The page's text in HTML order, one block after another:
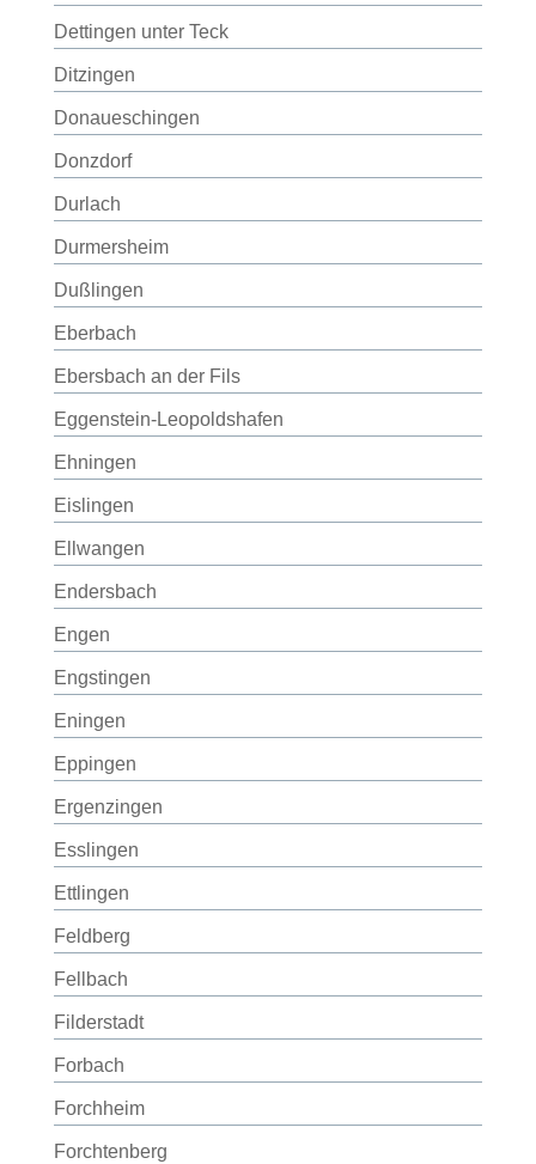
Dettingen unter Teck
Ditzingen
Donaueschingen
Donzdorf
Durlach
Durmersheim
Dußlingen
Eberbach
Ebersbach an der Fils
Eggenstein-Leopoldshafen
Ehningen
Eislingen
Ellwangen
Endersbach
Engen
Engstingen
Eningen
Eppingen
Ergenzingen
Esslingen
Ettlingen
Feldberg
Fellbach
Filderstadt
Forbach
Forchheim
Forchtenberg